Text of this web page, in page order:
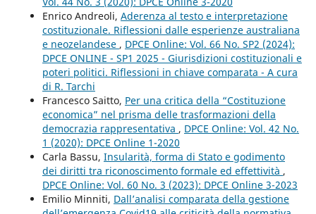
Enrico Andreoli, Aderenza al testo e interpretazione
costituzionale. Riflessioni dalle esperienze australiana
e neozelandese , DPCE Online: Vol. 66 No. SP2 (2024):
DPCE ONLINE - SP1 2025 - Giurisdizioni costituzionali e
poteri politici. Riflessioni in chiave comparata - A cura
di R. Tarchi
Francesco Saitto, Per una critica della “Costituzione
economica” nel prisma delle trasformazioni della
democrazia rappresentativa , DPCE Online: Vol. 42 No.
1 (2020): DPCE Online 1-2020
Carla Bassu, Insularità, forma di Stato e godimento
dei diritti tra riconoscimento formale ed effettività ,
DPCE Online: Vol. 60 No. 3 (2023): DPCE Online 3-2023
Emilio Minniti, Dall’analisi comparata della gestione